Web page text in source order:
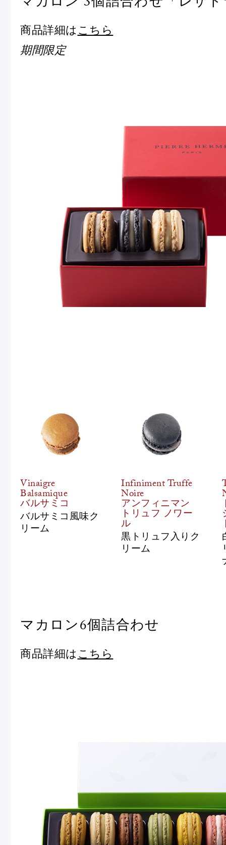
商品詳細は こちら
期間限定
Vinaigre
Balsamique
バルサミコ
バルサミコ風味ク
リーム
Infiniment Truffe
Noire
アンフィニマン
トリュフ ノワー
ル
黒トリュフ入りク
リーム
マカロン6個詰合わせ
商品詳細は こちら